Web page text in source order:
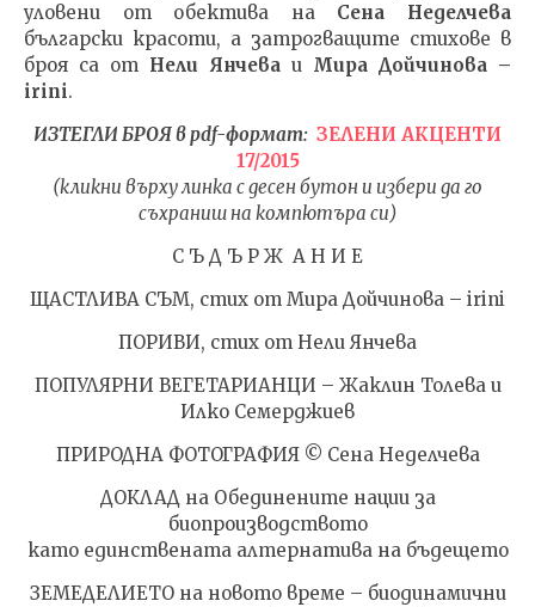
уловени от обектива на Сена Неделчева
български красоти, а затрогващите стихове в
броя са от Нели Янчеваи Мира Дойчинова –
irini.
ИЗТЕГЛИ БРОЯ в pdf-формат: ЗЕЛЕНИ АКЦЕНТИ
17/2015
(кликни върху линка с десен бутон и избери да го
съхраниш на компютъра си)
С Ъ Д Ъ Р Ж А Н И Е
ЩАСТЛИВА СЪМ, стих от Мира Дойчинова – irini
ПОРИВИ, стих от Нели Янчева
ПОПУЛЯРНИ ВЕГЕТАРИАНЦИ – Жаклин Толева и
Илко Семерджиев
ПРИРОДНА ФОТОГРАФИЯ © Сена Неделчева
ДОКЛАД на Обединените нации за
биопроизводството
като единствената алтернатива на бъдещето
ЗЕМЕДЕЛИЕТО на новото време – биодинамични